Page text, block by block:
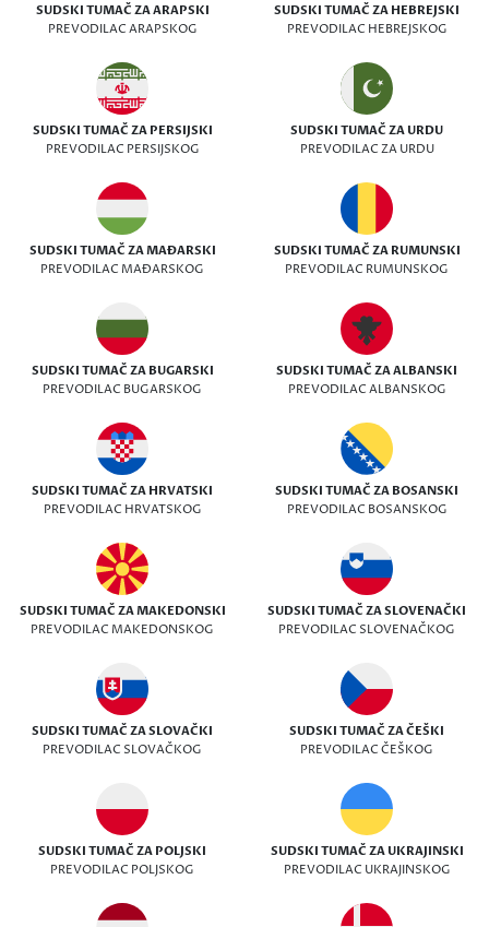
SUDSKI TUMAČ ZA ARAPSKI
PREVODILAC ARAPSKOG
SUDSKI TUMAČ ZA HEBREJSKI
PREVODILAC HEBREJSKOG
SUDSKI TUMAČ ZA PERSIJSKI
PREVODILAC PERSIJSKOG
SUDSKI TUMAČ ZA URDU
PREVODILAC ZA URDU
SUDSKI TUMAČ ZA MAĐARSKI
PREVODILAC MAĐARSKOG
SUDSKI TUMAČ ZA RUMUNSKI
PREVODILAC RUMUNSKOG
SUDSKI TUMAČ ZA BUGARSKI
PREVODILAC BUGARSKOG
SUDSKI TUMAČ ZA ALBANSKI
PREVODILAC ALBANSKOG
SUDSKI TUMAČ ZA HRVATSKI
PREVODILAC HRVATSKOG
SUDSKI TUMAČ ZA BOSANSKI
PREVODILAC BOSANSKOG
SUDSKI TUMAČ ZA MAKEDONSKI
PREVODILAC MAKEDONSKOG
SUDSKI TUMAČ ZA SLOVENAČKI
PREVODILAC SLOVENAČKOG
SUDSKI TUMAČ ZA SLOVAČKI
PREVODILAC SLOVAČKOG
SUDSKI TUMAČ ZA ČEŠKI
PREVODILAC ČEŠKOG
SUDSKI TUMAČ ZA POLJSKI
PREVODILAC POLJSKOG
SUDSKI TUMAČ ZA UKRAJINSKI
PREVODILAC UKRAJINSKOG